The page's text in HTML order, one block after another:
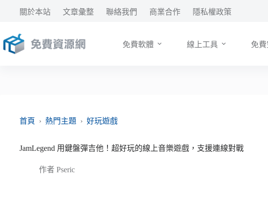
要
內
關於本站 文章彙整 聯絡我們 商業合作 隱私權政策
免費軟體 線上工具 免費
首頁 › 熱門主題 › 好玩遊戲
JamLegend 用鍵盤彈吉他！超好玩的線上音樂遊戲，支援連線對戰
作者 Pseric